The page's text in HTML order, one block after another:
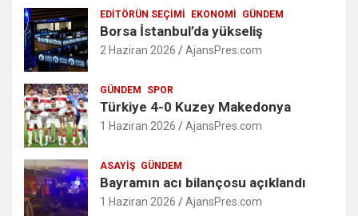
EDITÖRÜN SEÇIMI EKONOMI GÜNDEM
Borsa İstanbul’da yükseliş
2 Haziran 2026 AjansPres.com
GÜNDEM SPOR
Türkiye 4-0 Kuzey Makedonya
1 Haziran 2026 AjansPres.com
ASAYIŞ GÜNDEM
Bayramın acı bilançosu açıklandı
1 Haziran 2026 AjansPres.com